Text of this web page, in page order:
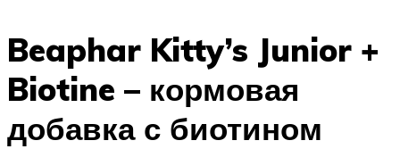
Beaphar Kitty’s Junior +
Biotine – кормовая
добавка с биотином